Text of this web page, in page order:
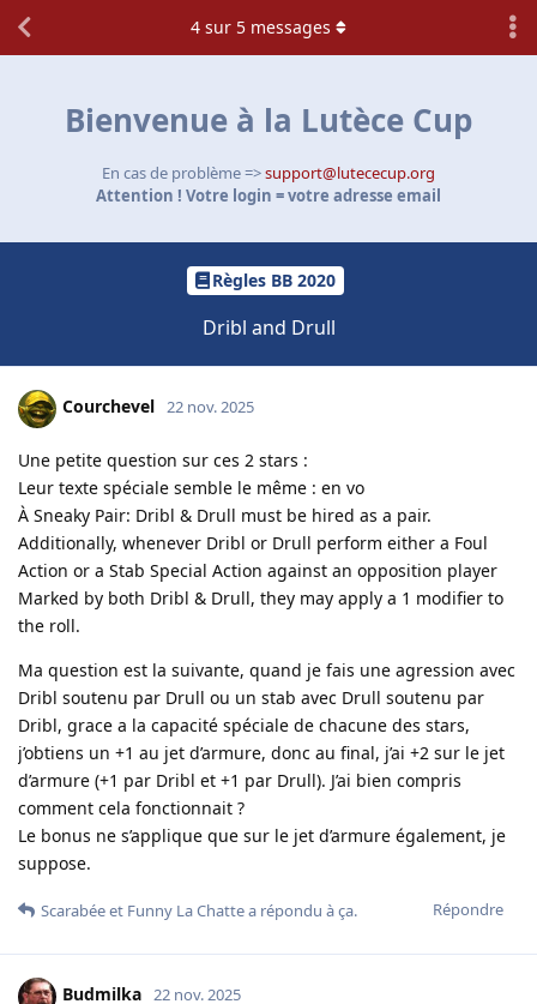
Bienvenue à la Lutèce Cup
En cas de problème =>support@lutececup.org
Attention ! Votre login = votre adresse email
Règles BB 2020
Dribl and Drull
4 sur 5 messages
Courchevel 22 nov. 2025
Une petite question sur ces 2 stars :
Leur texte spéciale semble le même : en vo
À Sneaky Pair: Dribl & Drull must be hired as a pair.
Additionally, whenever Dribl or Drull perform either a Foul
Action or a Stab Special Action against an opposition player
Marked by both Dribl & Drull, they may apply a 1 modifier to
the roll.
Ma question est la suivante, quand je fais une agression avec
Dribl soutenu par Drull ou un stab avec Drull soutenu par
Dribl, grace a la capacité spéciale de chacune des stars,
j’obtiens un +1 au jet d’armure, donc au final, j’ai +2 sur le jet
d’armure (+1 par Dribl et +1 par Drull). J’ai bien compris
comment cela fonctionnait ?
Le bonus ne s’applique que sur le jet d’armure également, je
suppose.
Répondre
Scarabéeet Funny La Chattea répondu à ça.
Budmilka 22 nov. 2025